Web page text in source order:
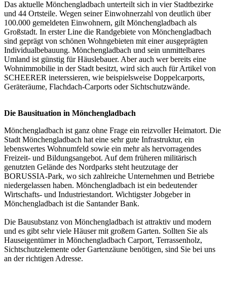
Das aktuelle Mönchengladbach unterteilt sich in vier Stadtbezirke
und 44 Ortsteile. Wegen seiner Einwohnerzahl von deutlich über
100.000 gemeldeten Einwohnern, gilt Mönchengladbach als
Großstadt. In erster Line die Randgebiete von Mönchengladbach
sind geprägt von schönen Wohngebieten mit einer ausgeprägten
Individualbebauung. Mönchengladbach und sein unmittelbares
Umland ist günstig für Häuslebauer. Aber auch wer bereits eine
Wohnimmobilie in der Stadt besitzt, wird sich auch für Artikel von
SCHEERER ineterssieren, wie beispielsweise Doppelcarports,
Geräteräume, Flachdach-Carports oder Sichtschutzwände.
Die Bausituation in Mönchengladbach
Mönchengladbach ist ganz ohne Frage ein reizvoller Heimatort. Die
Stadt Mönchengladbach hat eine sehr gute Infrastruktur, ein
lebenswertes Wohnumfeld sowie ein mehr als hervorragendes
Freizeit- und Bildungsangebot. Auf dem früheren militärisch
genutzten Gelände des Nordparks steht heutzutage der
BORUSSIA-Park, wo sich zahlreiche Unternehmen und Betriebe
niedergelassen haben. Mönchengladbach ist ein bedeutender
Wirtschafts- und Industriestandort. Wichtigster Jobgeber in
Mönchengladbach ist die Santander Bank.
Die Bausubstanz von Mönchengladbach ist attraktiv und modern
und es gibt sehr viele Häuser mit großem Garten. Sollten Sie als
Hauseigentümer in Mönchengladbach Carport, Terrassenholz,
Sichtschutzelemente oder Gartenzäune benötigen, sind Sie bei uns
an der richtigen Adresse.